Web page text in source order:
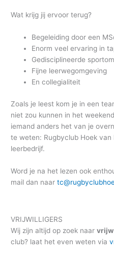
Wat krijg jij ervoor terug?
Begeleiding door een
Enorm veel ervaring in
Gedisciplineerde
Fijne leerwegomgeving
En collegialiteit
Zoals je leest kom je in een
niet zou kunnen in het
iemand anders het van je
te weten: Rugbyclub Hoek van
leerbedrijf.
Word je na het lezen ook
mail dan naar
VRIJWILLIGERS
Wij zijn altijd op zoek naar
club? laat het even weten via